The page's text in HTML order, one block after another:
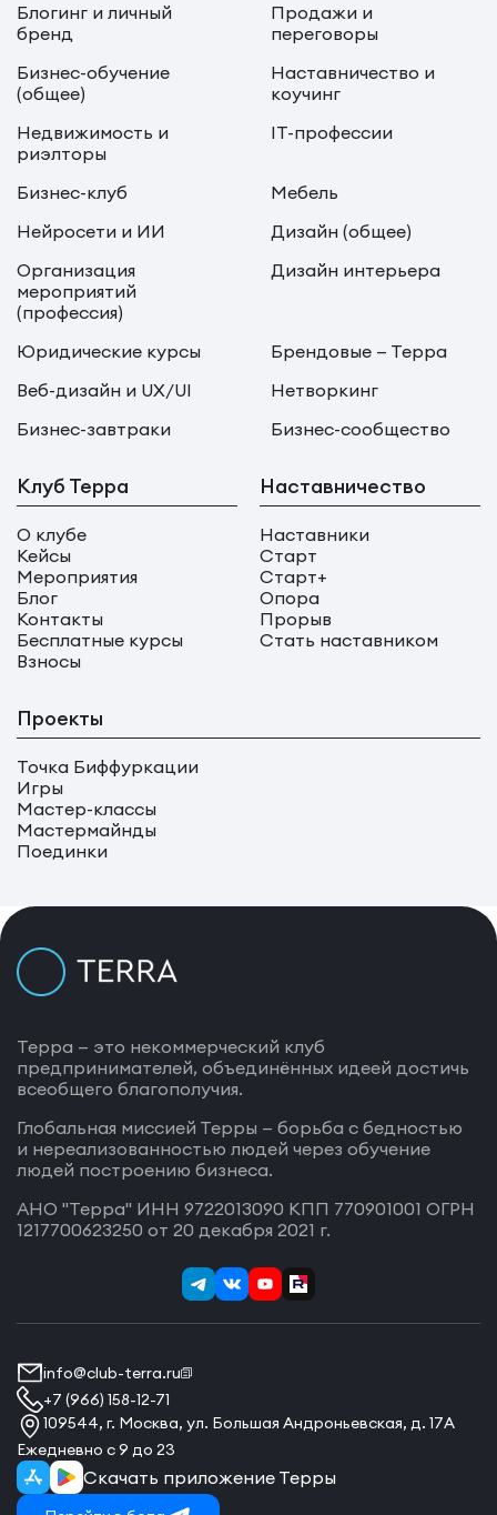
Блогинг и личный
бренд
Продажи и
переговоры
Бизнес-обучение
(общее)
Наставничество и
коучинг
Недвижимость и
риэлторы
IT-профессии
Бизнес-клуб
Мебель
Нейросети и ИИ
Дизайн (общее)
Организация
мероприятий
(профессия)
Дизайн интерьера
Юридические курсы
Брендовые — Терра
Веб-дизайн и UX/UI
Нетворкинг
Бизнес-завтраки
Бизнес-сообщество
Клуб Терра
О клубе
Кейсы
Мероприятия
Блог
Контакты
Бесплатные курсы
Взносы
Наставничество
Наставники
Старт
Старт+
Опора
Прорыв
Стать наставником
Проекты
Точка Биффуркации
Игры
Мастер-классы
Мастермайнды
Поединки
Терра — это некоммерческий клуб
предпринимателей, объединённых идеей достичь
всеобщего благополучия.
Глобальная миссией Терры — борьба с бедностью
и нереализованностью людей через обучение
людей построению бизнеса.
АНО "Терра" ИНН 9722013090 КПП 770901001 ОГРН
1217700623250 от 20 декабря 2021 г.
info@club-terra.ru
+7 (966) 158-12-71
109544, г. Москва, ул. Большая Андроньевская, д. 17А
Ежедневно с 9 до 23
Скачать приложение Терры